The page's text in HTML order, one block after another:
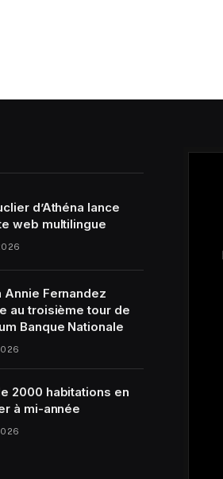
d’Athéna lance
web multilingue
Annie Fernandez
au troisième tour de
Banque Nationale
2000 habitations en
à mi-année